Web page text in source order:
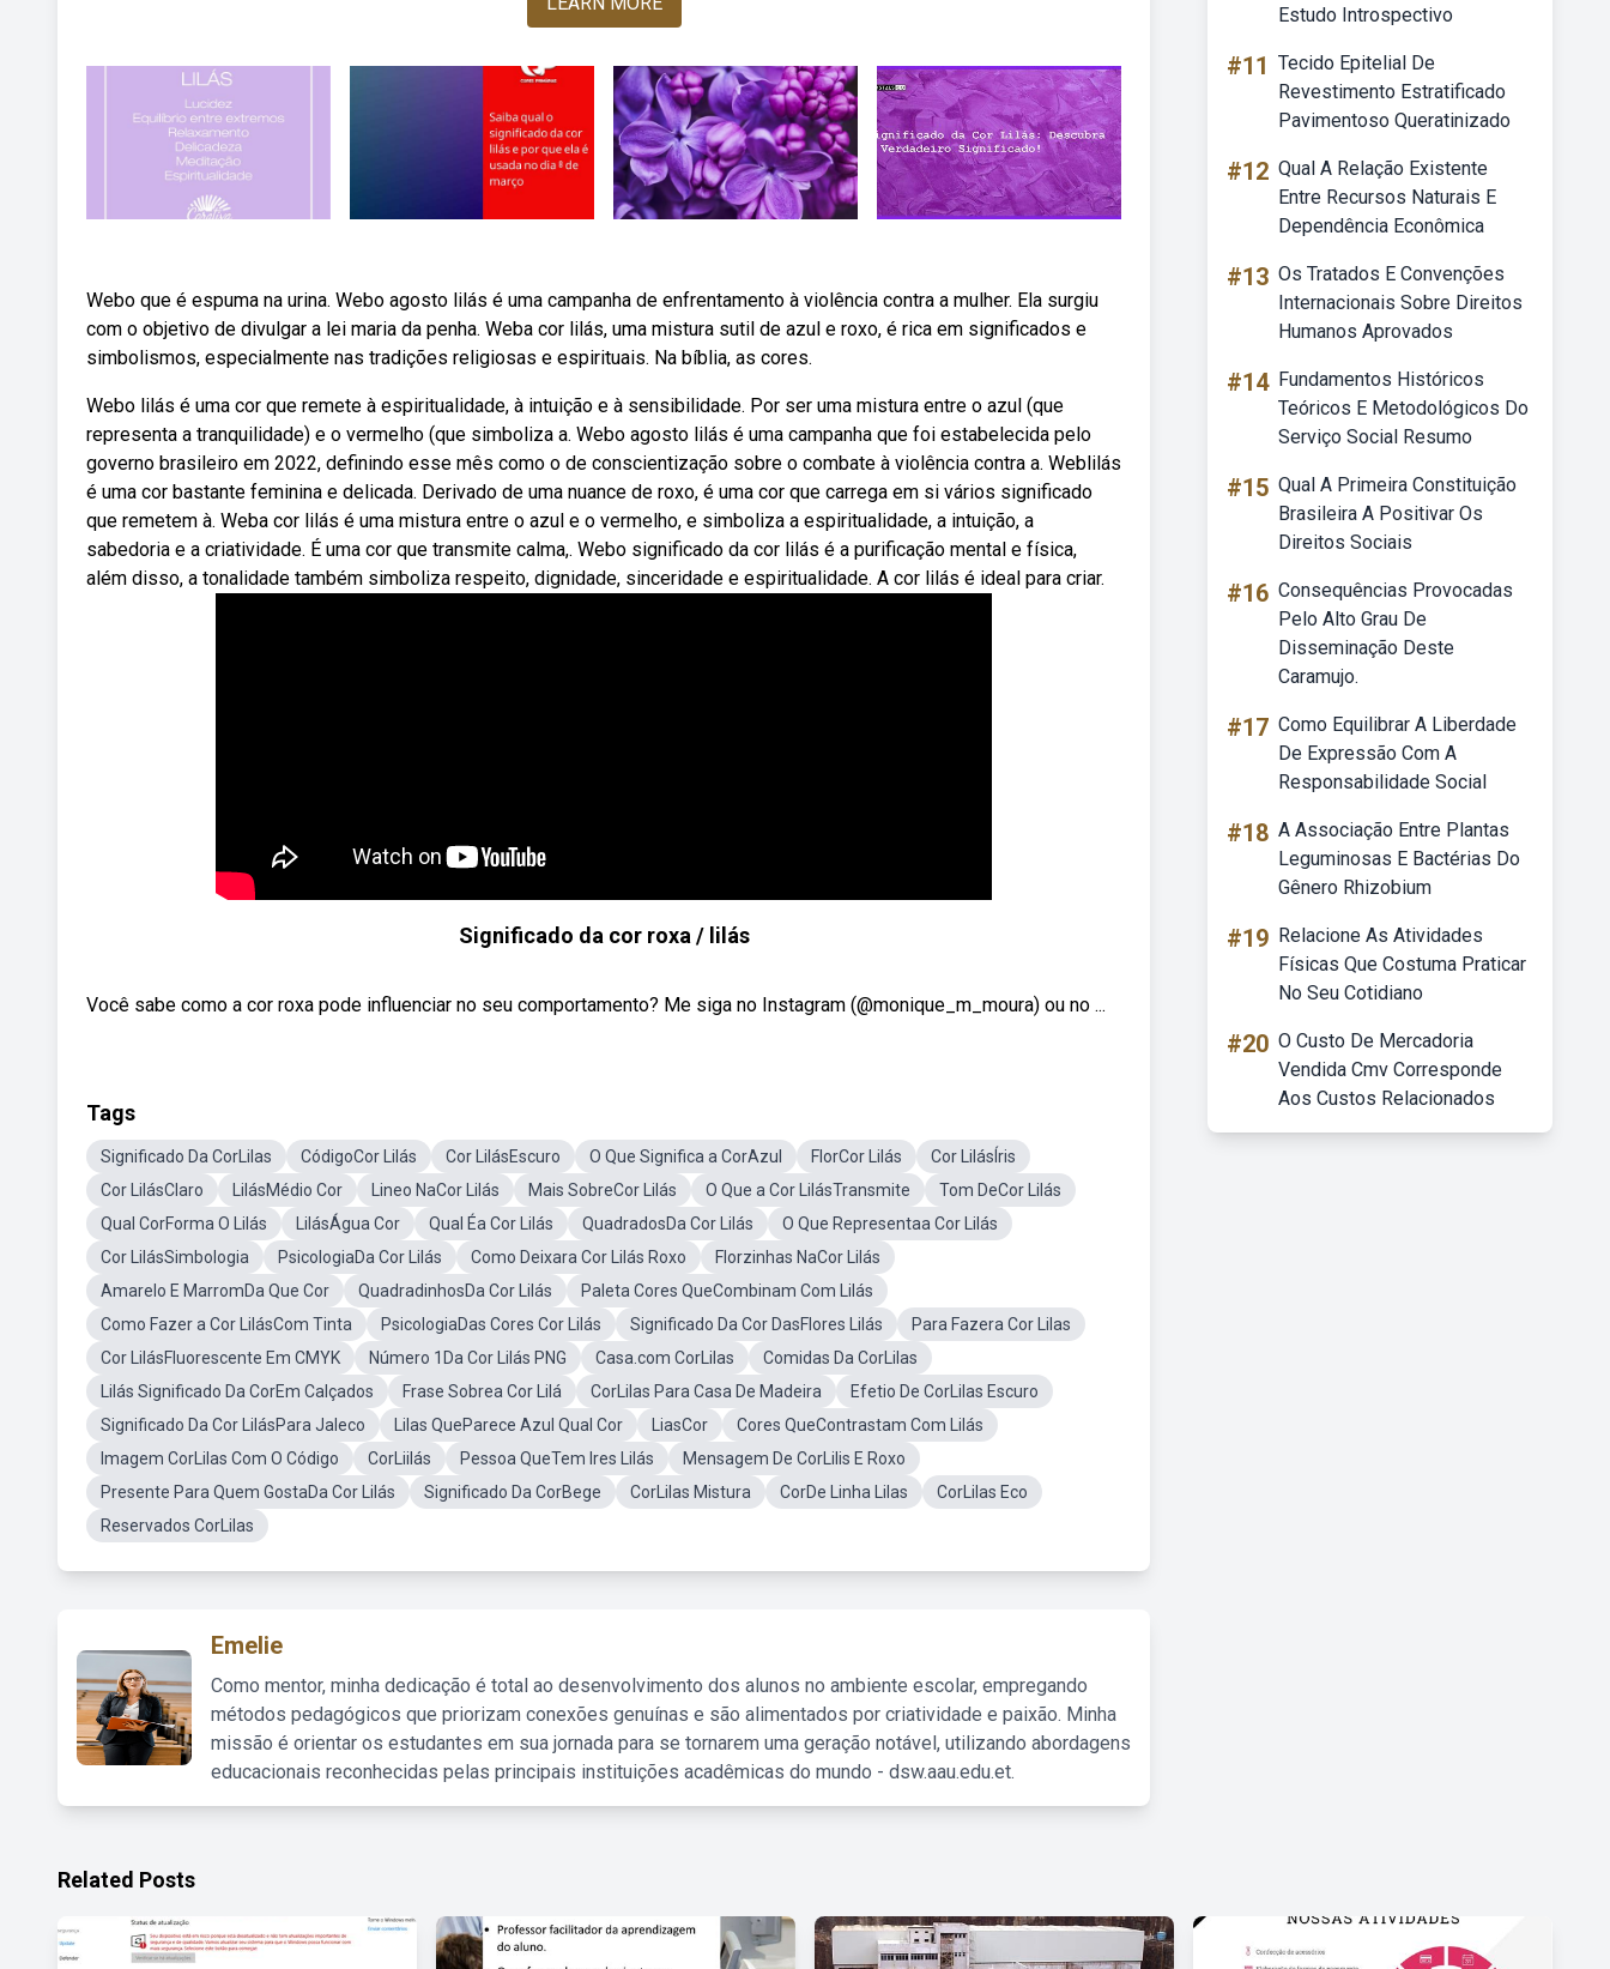
Webo que é espuma na urina. Webo agosto lilás é uma campanha de enfrentamento à violência contra a mulher. Ela surgiu
com o objetivo de divulgar a lei maria da penha. Weba cor lilás, uma mistura sutil de azul e roxo, é rica em significados e
simbolismos, especialmente nas tradições religiosas e espirituais. Na bíblia, as cores.
Webo lilás é uma cor que remete à espiritualidade, à intuição e à sensibilidade. Por ser uma mistura entre o azul (que
representa a tranquilidade) e o vermelho (que simboliza a. Webo agosto lilás é uma campanha que foi estabelecida pelo
governo brasileiro em 2022, definindo esse mês como o de conscientização sobre o combate à violência contra a. Weblilás
é uma cor bastante feminina e delicada. Derivado de uma nuance de roxo, é uma cor que carrega em si vários significado
que remetem à. Weba cor lilás é uma mistura entre o azul e o vermelho, e simboliza a espiritualidade, a intuição, a
sabedoria e a criatividade. É uma cor que transmite calma,. Webo significado da cor lilás é a purificação mental e física,
além disso, a tonalidade também simboliza respeito, dignidade, sinceridade e espiritualidade. A cor lilás é ideal para criar.
Significado da cor roxa / lilás
Você sabe como a cor roxa pode influenciar no seu comportamento? Me siga no Instagram (@monique_m_moura) ou no ...
Tags
Significado Da CorLilas CódigoCor Lilás Cor LilásEscuro O Que Significa a CorAzul FlorCor Lilás
Cor LilásÍris
Cor LilásClaro
LilásMédio Cor Lineo NaCor Lilás Mais SobreCor Lilás O Que a Cor LilásTransmite
Tom DeCor Lilás
Qual CorForma O Lilás
LilásÁgua Cor Qual Éa Cor Lilás QuadradosDa Cor Lilás
O Que Representaa Cor Lilás
Cor LilásSimbologia
PsicologiaDa Cor Lilás Como Deixara Cor Lilás Roxo
Florzinhas NaCor Lilás
Amarelo E MarromDa Que Cor
QuadradinhosDa Cor Lilás
Paleta Cores QueCombinam Com Lilás
Como Fazer a Cor LilásCom Tinta
PsicologiaDas Cores Cor Lilás Significado Da Cor DasFlores Lilás
Para Fazera Cor Lilas
Cor LilásFluorescente Em CMYK
Número 1Da Cor Lilás PNG Casa.com CorLilas
Comidas Da CorLilas
Lilás Significado Da CorEm Calçados
Frase Sobrea Cor Lilá CorLilas Para Casa De Madeira
Efetio De CorLilas Escuro
Significado Da Cor LilásPara Jaleco
Lilas QueParece Azul Qual Cor LiasCor
Cores QueContrastam Com Lilás
Imagem CorLilas Com O Código
CorLiilás Pessoa QueTem Ires Lilás
Mensagem De CorLilis E Roxo
Presente Para Quem GostaDa Cor Lilás
Significado Da CorBege CorLilas Mistura CorDe Linha Lilas
CorLilas Eco
Reservados CorLilas
Emelie
Como mentor, minha dedicação é total ao desenvolvimento dos alunos no ambiente escolar, empregando
métodos pedagógicos que priorizam conexões genuínas e são alimentados por criatividade e paixão. Minha
missão é orientar os estudantes em sua jornada para se tornarem uma geração notável, utilizando abordagens
educacionais reconhecidas pelas principais instituições acadêmicas do mundo - dsw.aau.edu.et.
Estudo Introspectivo
#11 Tecido Epitelial De
Revestimento Estratificado
Pavimentoso Queratinizado
#12 Qual A Relação Existente
Entre Recursos Naturais E
Dependência Econômica
#13 Os Tratados E Convenções
Internacionais Sobre Direitos
Humanos Aprovados
#14 Fundamentos Históricos
Teóricos E Metodológicos Do
Serviço Social Resumo
#15 Qual A Primeira Constituição
Brasileira A Positivar Os
Direitos Sociais
#16 Consequências Provocadas
Pelo Alto Grau De
Disseminação Deste
Caramujo.
#17 Como Equilibrar A Liberdade
De Expressão Com A
Responsabilidade Social
#18 A Associação Entre Plantas
Leguminosas E Bactérias Do
Gênero Rhizobium
#19 Relacione As Atividades
Físicas Que Costuma Praticar
No Seu Cotidiano
#20 O Custo De Mercadoria
Vendida Cmv Corresponde
Aos Custos Relacionados
Related Posts